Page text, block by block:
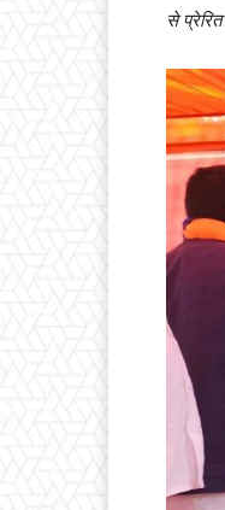
से